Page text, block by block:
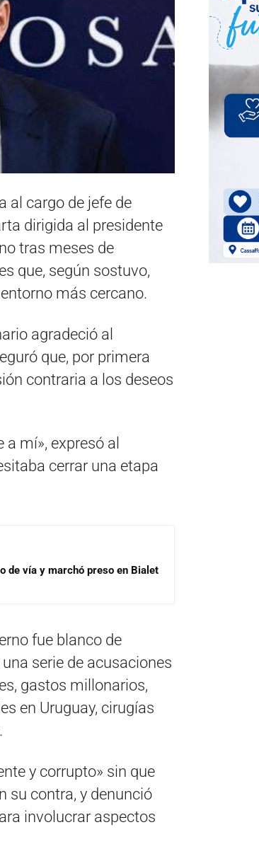
al cargo de jefe de
dirigida al presidente
tras meses de
que, según sostuvo,
más cercano.
agradeció al
que, por primera
contraria a los deseos
mí», expresó al
cerrar una etapa
de vía y marchó preso en Bialet
fue blanco de
serie de acusaciones
gastos millonarios,
en Uruguay, cirugías
y corrupto» sin que
su contra, y denunció
involucrar aspectos